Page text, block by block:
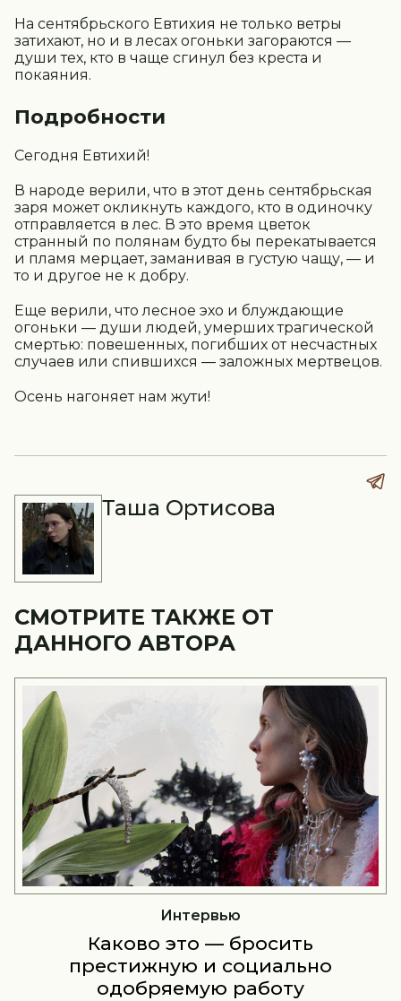
На сентябрьского Евтихия не только ветры
затихают, но и в лесах огоньки загораются —
души тех, кто в чаще сгинул без креста и
покаяния.
Подробности
Сегодня Евтихий!
В народе верили, что в этот день сентябрьская
заря может окликнуть каждого, кто в одиночку
отправляется в лес. В это время цветок
странный по полянам будто бы перекатывается
и пламя мерцает, заманивая в густую чащу, — и
то и другое не к добру.
Еще верили, что лесное эхо и блуждающие
огоньки — души людей, умерших трагической
смертью: повешенных, погибших от несчастных
случаев или спившихся — заложных мертвецов.
Осень нагоняет нам жути!
Таша Ортисова
СМОТРИТЕ ТАКЖЕ ОТ
ДАННОГО АВТОРА
Интервью
Каково это — бросить
престижную и социально
одобряемую работу